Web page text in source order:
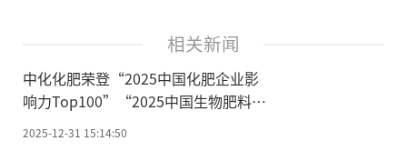
相关新闻
中化化肥荣登“2025中国化肥企业影
响力Top100”“2025中国生物肥料企
业影响力Top50 ”榜单
2025-12-31 15:14:50